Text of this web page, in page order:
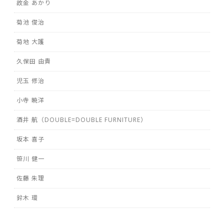
故金 あかり
菊池 俊治
菊地 大護
久保田 由貴
児玉 修治
小寺 暁洋
酒井 航（DOUBLE=DOUBLE FURNITURE）
坂本 喜子
笹川 健一
佐藤 朱理
鈴木 環